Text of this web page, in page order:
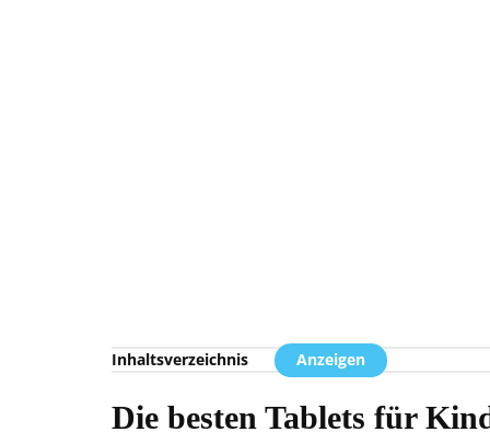
Inhaltsverzeichnis Anzeigen
Die besten Tablets für